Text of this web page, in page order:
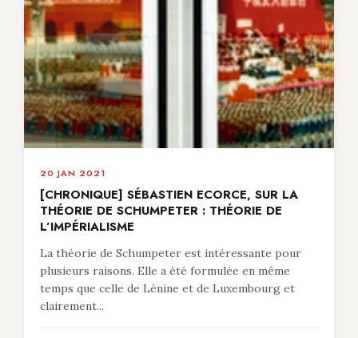
20 JAN 2021
[CHRONIQUE] SÉBASTIEN ECORCE, SUR LA
THÉORIE DE SCHUMPETER : THÉORIE DE
L’IMPÉRIALISME
La théorie de Schumpeter est intéressante pour
plusieurs raisons. Elle a été formulée en même
temps que celle de Lénine et de Luxembourg et
clairement...